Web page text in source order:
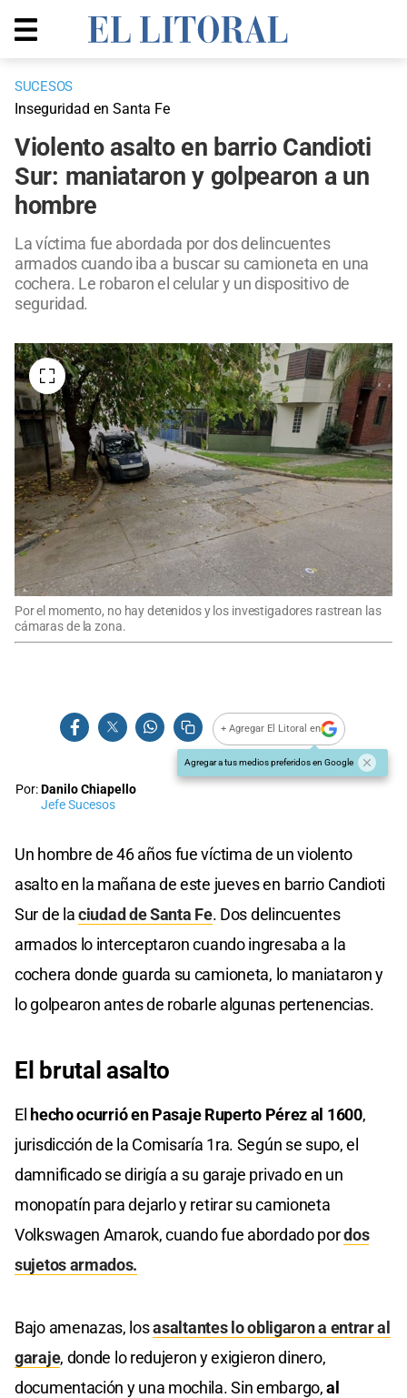
SUCESOS
Inseguridad en Santa Fe
Violento asalto en barrio Candioti
Sur: maniataron y golpearon a un
hombre
La víctima fue abordada por dos delincuentes
armados cuando iba a buscar su camioneta en una
cochera. Le robaron el celular y un dispositivo de
seguridad.
Por el momento, no hay detenidos y los investigadores rastrean las
cámaras de la zona.
+ Agregar El Litoral en
Agregar a tus medios preferidos en Google
Por:Danilo Chiapello
Jefe Sucesos
Un hombre de 46 años fue víctima de un violento
asalto en la mañana de este jueves en barrio Candioti
Sur de laciudad de Santa Fe. Dos delincuentes
armados lo interceptaron cuando ingresaba a la
cochera donde guarda su camioneta, lo maniataron y
lo golpearon antes de robarle algunas pertenencias.
El brutal asalto
El hecho ocurrió en Pasaje Ruperto Pérez al 1600,
jurisdicción de la Comisaría 1ra. Según se supo, el
damnificado se dirigía a su garaje privado en un
monopatín para dejarlo y retirar su camioneta
Volkswagen Amarok, cuando fue abordado pordos
sujetos armados.
Bajo amenazas, losasaltantes lo obligaron a entrar al
garaje, donde lo redujeron y exigieron dinero,
documentación y una mochila. Sin embargo,al